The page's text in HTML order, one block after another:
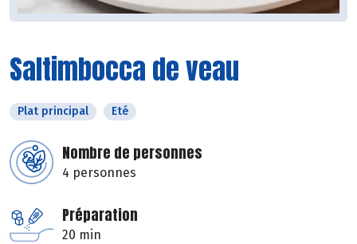
Saltimbocca de veau
Plat principal Eté
Nombre de personnes
4 personnes
Préparation
20 min